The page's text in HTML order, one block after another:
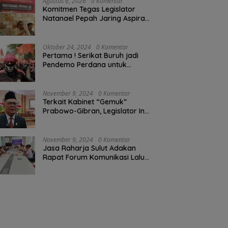
Komitmen Tegas Legislator
Natanael Pepah Jaring Aspirasi
Infrastruktur
Oktober 24, 2024 0 Komentar
Pertama ! Serikat Buruh jadi
Pendemo Perdana untuk
November 9, 2024 0 Komentar
Terkait Kabinet “Gemuk”
Prabowo-Gibran, Legislator Ini
November 9, 2024 0 Komentar
Jasa Raharja Sulut Adakan
Rapat Forum Komunikasi Lalu